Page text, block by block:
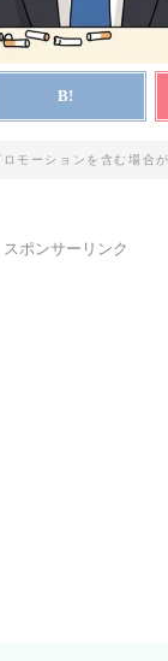
モーションを含む場合
スポンサーリンク